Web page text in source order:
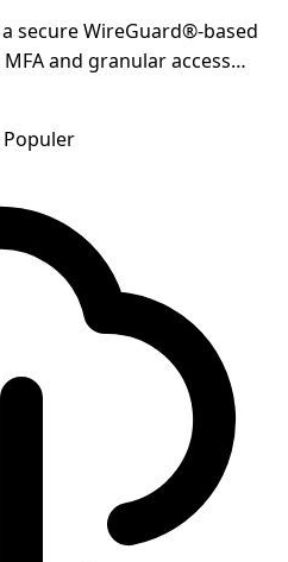
secure WireGuard®-based
and granular access
Populer